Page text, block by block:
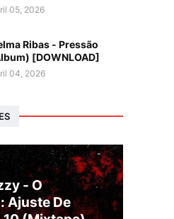
05, 2026
Ribas - Pressão
[DOWNLOAD]
04, 2026
- O
Ajuste De